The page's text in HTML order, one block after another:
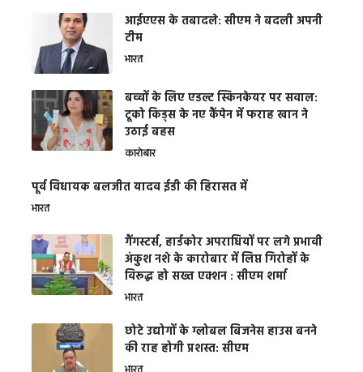
आईएएस के तबादले: सीएम ने बदली अपनी
टीम
भारत
बच्चों के लिए एडल्ट स्किनकेयर पर सवाल:
टूको किड्स के नए कैंपेन में फराह खान ने
उठाई बहस
कारोबार
पूर्व विधायक बलजीत यादव ईडी की हिरासत में
भारत
गैंगस्टर्स, हार्डकोर अपराधियों पर लगे प्रभावी
अंकुश नशे के कारोबार में लिप्त गिरोहों के
विरूद्ध हो सख्त एक्शन : सीएम शर्मा
भारत
छोटे उद्योगों के ग्लोबल बिजनेस हाउस बनने
की राह होगी प्रशस्त: सीएम